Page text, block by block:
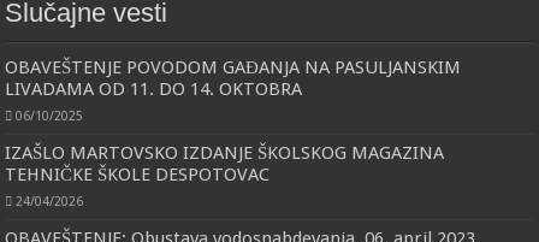
Slučajne vesti
OBAVEŠTENJE POVODOM GAĐANJA NA PASULJANSKIM
LIVADAMA OD 11. DO 14. OKTOBRA
06/10/2025
IZAŠLO MARTOVSKO IZDANJE ŠKOLSKOG MAGAZINA
TEHNIČKE ŠKOLE DESPOTOVAC
24/04/2026